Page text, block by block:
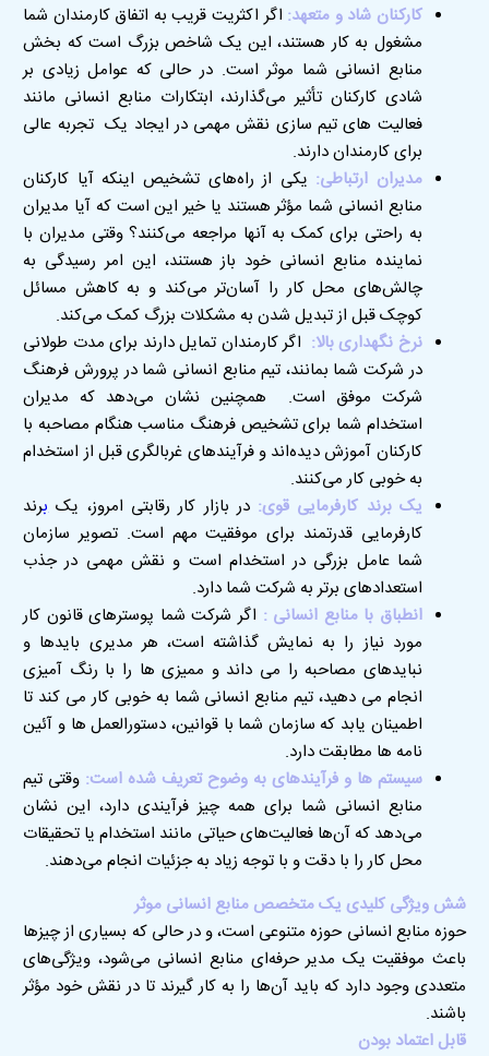
کارکنان شاد و متعهد: اگر اکثریت قریب به اتفاق کارمندان شما
مشغول به کار هستند، این یک شاخص بزرگ است که بخش
منابع انسانی شما موثر است. در حالی که عوامل زیادی بر
شادی کارکنان تأثیر می‌گذارند، ابتکارات منابع انسانی مانند
فعالیت های تیم سازی نقش مهمی در ایجاد یک تجربه عالی
برای کارمندان دارند.
مدیران ارتباطی: یکی از راه‌های تشخیص اینکه آیا کارکنان
منابع انسانی شما مؤثر هستند یا خیر این است که آیا مدیران
به راحتی برای کمک به آنها مراجعه می‌کنند؟ وقتی مدیران با
نماینده منابع انسانی خود باز هستند، این امر رسیدگی به
چالش‌های محل کار را آسان‌تر می‌کند و به کاهش مسائل
کوچک قبل از تبدیل شدن به مشکلات بزرگ کمک می‌کند.
نرخ نگهداریبالا: اگر کارمندان تمایل دارند برای مدت طولانی
در شرکت شما بمانند، تیم منابع انسانی شما در پرورش فرهنگ
شرکت موفق است.
همچنین نشان می‌دهد که مدیران
استخدام شما برای تشخیص فرهنگ مناسب هنگام مصاحبه با
کارکنان آموزش دیده‌اند و فرآیندهای غربالگری قبل از استخدام
به خوبی کار می‌کنند.
یک برند کارفرمایی قوی:در بازار کار رقابتی امروز، یکبرند
کارفرمایی قدرتمند برای موفقیت مهم است. تصویر سازمان
شما عامل بزرگی در استخدام است و نقش مهمی در جذب
استعدادهای برتر به شرکت شما دارد.
انطباق با منابع انسانی : اگر شرکت شما پوسترهای قانون کار
مورد نیاز را به نمایش گذاشته است، هر مدیری بایدها و
نبایدهای مصاحبه را می داند و ممیزی ها را با رنگ آمیزی
انجام می دهید، تیم منابع انسانی شما به خوبی کار می کند تا
اطمینان یابد که سازمان شما با قوانین، دستورالعمل ها و آئین
نامه ها مطابقت دارد.
سیستم ها و فرآیندهای به وضوح تعریف شده است: وقتی تیم
منابع انسانی شما برای همه چیز فرآیندی دارد، این نشان
می‌دهد که آن‌ها فعالیت‌های حیاتی مانند استخدام یا تحقیقات
محل کار را با دقت و با توجه زیاد به جزئیات انجام می‌دهند.
شش ویژگی کلیدی یک متخصص منابع انسانی موثر
حوزه منابع انسانی حوزه متنوعی است، و در حالی که بسیاری از چیزها
باعث موفقیت یک مدیر حرفه‌ای منابع انسانی می‌شود، ویژگی‌های
متعددی وجود دارد که باید آن‌ها را به کار گیرند تا در نقش خود مؤثر
باشند.
قابل اعتماد بودن